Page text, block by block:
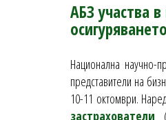
АБЗ участва
Национална научно-
представители на
10-11 октомври.
застрахователи